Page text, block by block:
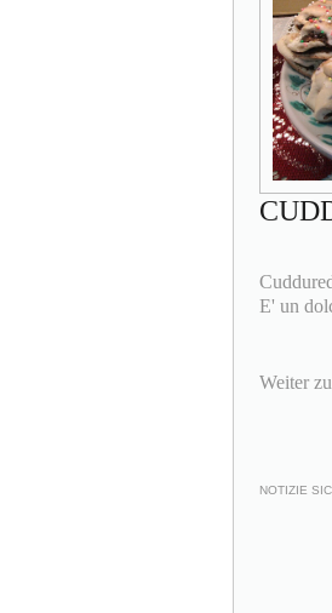
E' un
Weiter
NOTIZIE